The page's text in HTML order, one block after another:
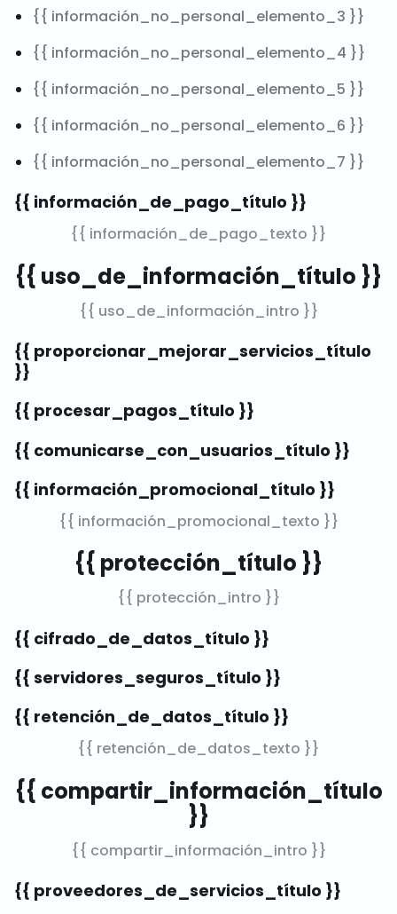
{{ información_no_personal_elemento_3 }}
{{ información_no_personal_elemento_4 }}
{{ información_no_personal_elemento_5 }}
{{ información_no_personal_elemento_6 }}
{{ información_no_personal_elemento_7 }}
{{ información_de_pago_título }}
{{ información_de_pago_texto }}
{{ uso_de_información_título }}
{{ uso_de_información_intro }}
{{ proporcionar_mejorar_servicios_título
}}
{{ procesar_pagos_título }}
{{ comunicarse_con_usuarios_título }}
{{ información_promocional_título }}
{{ información_promocional_texto }}
{{ protección_título }}
{{ protección_intro }}
{{ cifrado_de_datos_título }}
{{ servidores_seguros_título }}
{{ retención_de_datos_título }}
{{ retención_de_datos_texto }}
{{ compartir_información_título
}}
{{ compartir_información_intro }}
{{ proveedores_de_servicios_título }}